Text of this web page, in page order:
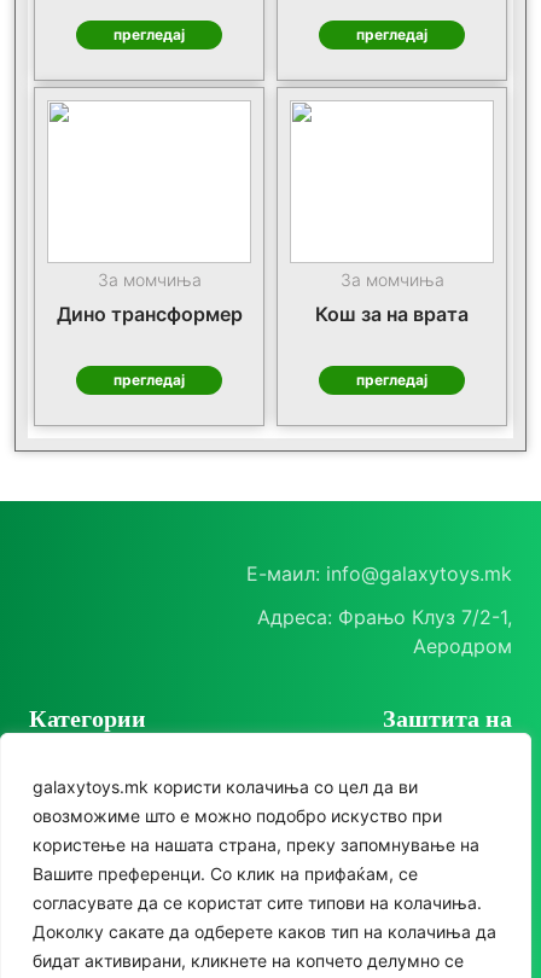
galaxytoys.mk користи колачиња со цел да ви
овозможиме што е можно подобро искуство при
користење на нашата страна, преку запомнување на
Вашите преференци. Со клик на прифаќам, се
согласувате да се користат сите типови на колачиња.
Доколку сакате да одберете каков тип на колачиња да
бидат активирани, кликнете на копчето делумно се
прегледај прегледај
За момчиња
Дино трансформер
прегледај
За момчиња
Кош за на врата
прегледај
Е-маил: info@galaxytoys.mk
Адреса: Фрањо Клуз 7/2-1,
Аеродром
Категории
Сезонска опрема
Друштвени игри
За двор
Едукативни
Заштита на
Политика на
приватност
Политика за колачиња
Следете нè
Instagram
Facebook